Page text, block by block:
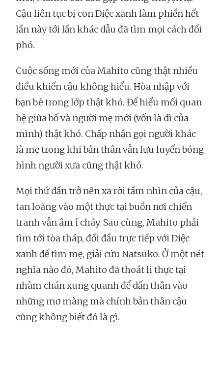
Cậu liên tục bị con Diệc xanh làm phiền hết
lần này tới lần khác dẫu đã tìm mọi cách đối
phó.
Cuộc sống mới của Mahito cũng thật nhiều
điều khiến cậu không hiểu. Hòa nhập với
bạn bè trong lớp thật khó. Để hiểu mối quan
hệ giữa bố và người mẹ mới (vốn là dì của
mình) thật khó. Chấp nhận gọi người khác
là mẹ trong khi bản thân vẫn lưu luyến bóng
hình người xưa cũng thật khó.
Mọi thứ dần trở nên xa rời tầm nhìn của cậu,
tan loãng vào một thực tại buồn nơi chiến
tranh vẫn âm ỉ cháy. Sau cùng, Mahito phải
tìm tới tòa tháp, đối đầu trực tiếp với Diệc
xanh để tìm mẹ, giải cứu Natsuko. Ở một nét
nghĩa nào đó, Mahito đã thoát li thực tại
nhàm chán xung quanh để dấn thân vào
những mơ màng mà chính bản thân cậu
cũng không biết đó là gì.